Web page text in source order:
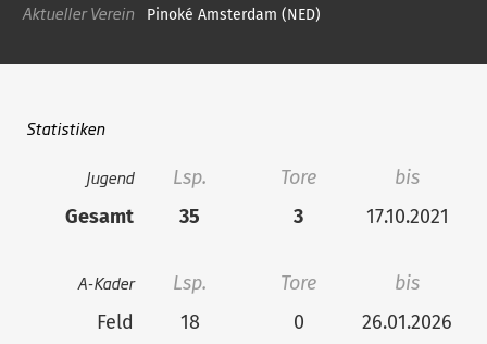
Aktueller Verein Pinoké Amsterdam (NED)
Statistiken
Jugend Lsp. Tore
bis
Gesamt
35 3 17.10.2021
A-Kader Lsp. Tore
bis
Feld
18 0
26.01.2026